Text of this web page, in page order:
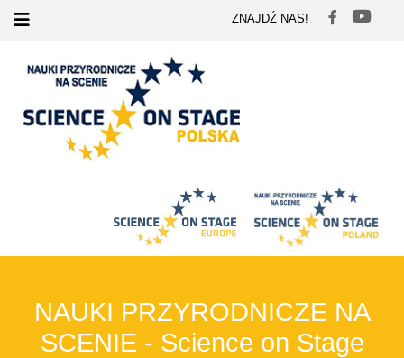
ZNAJDŹ NAS!
NAUKI PRZYRODNICZE NA
SCENIE - Science on Stage